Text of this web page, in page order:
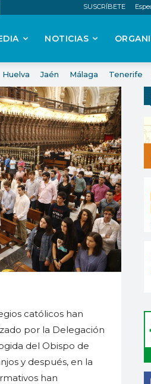
SUSCRÍBETE
NOTICIAS
Huelva Jaén Málaga Tenerife
católicos han
por la Delegación
del Obispo de
y después, en la
han